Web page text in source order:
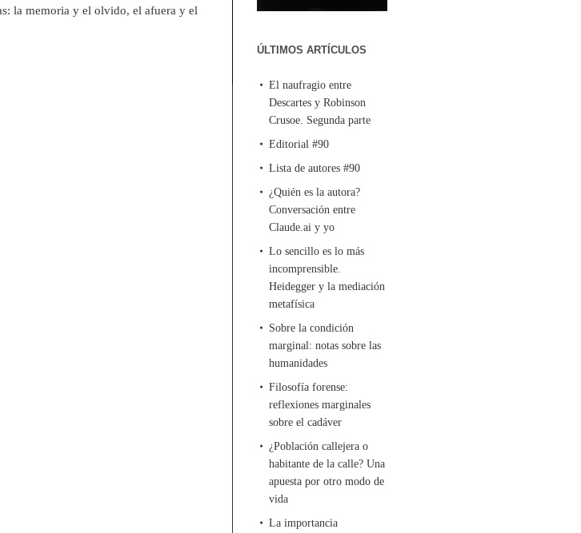
la memoria y el olvido, el afuera y el
ÚLTIMOS ARTÍCULOS
El naufragio entre
Descartes y Robinson
Crusoe. Segunda parte
Editorial #90
Lista de autores #90
¿Quién es la autora?
Conversación entre
Claude.ai y yo
Lo sencillo es lo más
incomprensible.
Heidegger y la mediación
metafísica
Sobre la condición
marginal: notas sobre las
humanidades
Filosofía forense:
reflexiones marginales
sobre el cadáver
¿Población callejera o
habitante de la calle? Una
apuesta por otro modo de
vida
La importancia